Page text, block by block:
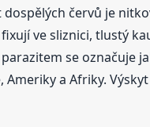
červů je
ve sliznici, tlustý
se označuje
a Afriky.